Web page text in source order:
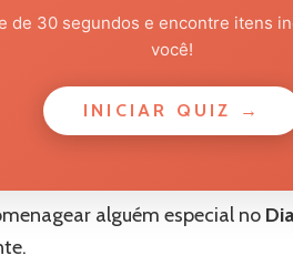
de 30 segundos e encontre itens
você!
INICIAR QUIZ →
alguém especial no